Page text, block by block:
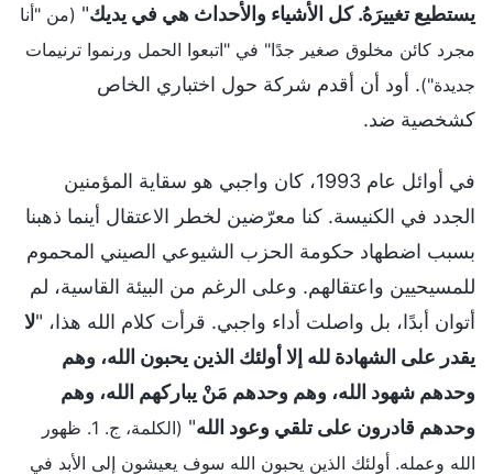
يستطيع تغييرَهُ. كل الأشياء والأحداث هي في يديك" (من "أنا
مجرد كائن مخلوق صغير جدًا" في "اتبعوا الحمل ورنموا ترنيمات
جديدة"). أود أن أقدم شركة حول اختباري الخاص
كشخصية ضد.
في أوائل عام 1993، كان واجبي هو سقاية المؤمنين
الجدد في الكنيسة. كنا معرّضين لخطر الاعتقال أينما ذهبنا
بسبب اضطهاد حكومة الحزب الشيوعي الصيني المحموم
للمسيحيين واعتقالهم. وعلى الرغم من البيئة القاسية، لم
أتوان أبدًا، بل واصلت أداء واجبي. قرأت كلام الله هذا، "لا
يقدر على الشهادة لله إلا أولئك الذين يحبون الله، وهم
وحدهم شهود الله، وهم وحدهم مَنْ يباركهم الله، وهم
وحدهم قادرون على تلقي وعود الله"
(الكلمة، ج. 1. ظهور
الله وعمله. أولئك الذين يحبون الله سوف يعيشون إلى الأبد في